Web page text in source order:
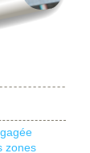
zones